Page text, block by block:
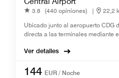
3.8 (440 opiniones) |
22,2
Ubicado junto al aeropuerto CDG
directa a las terminales mediante
Ver detalles
144 EUR / Noche